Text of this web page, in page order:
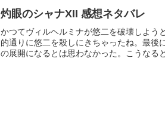
灼眼のシャナXII 感想ネタバレ
かつてヴィルヘルミナが悠二を破壊しよう
的通りに悠二を殺しにきちゃったね。最後
の展開になるとは思わなかった。こうなる